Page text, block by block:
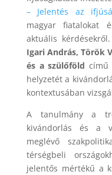
– Jelentés az
magyar fiatalokat
aktuális
Igari András, Török
és a szülőföld című
helyzetét a
kontextusában
A tanulmány a
kivándorlás és a
meglévő
térségbeli
jelentős mértékű a